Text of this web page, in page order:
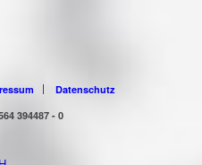
Datenschutz
394487 - 0